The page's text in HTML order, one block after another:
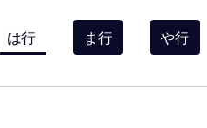
は行 ま行 や行